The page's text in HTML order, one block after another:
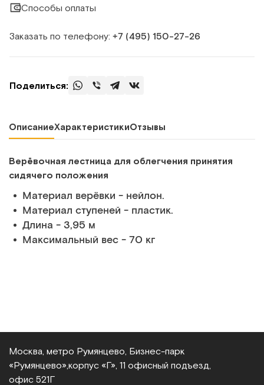
Способы оплаты
Заказать по телефону: +7 (495) 150‑27‑26
Поделиться:
ОписаниеХарактеристикиОтзывы
Верёвочная лестница для облегчения принятия
сидячего положения
Материал верёвки - нейлон.
Материал ступеней - пластик.
Длина - 3,95 м
Максимальный вес - 70 кг
Москва, метро Румянцево, Бизнес‑парк
«Румянцево», корпус «Г», 11 офисный подъезд,
офис 521Г